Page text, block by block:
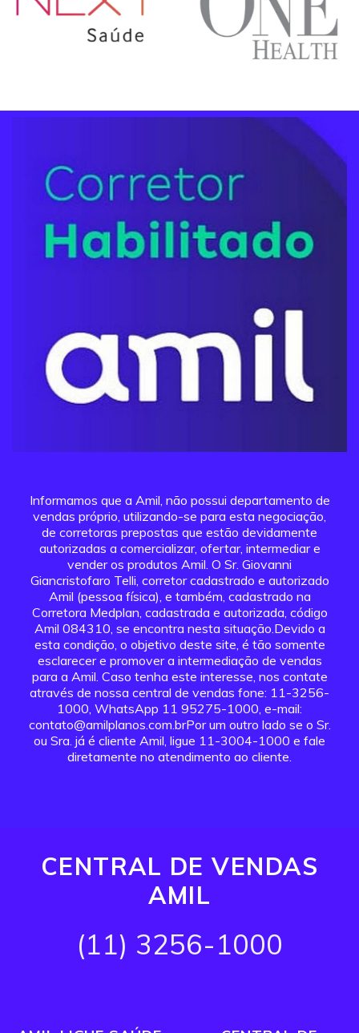
Informamos que a Amil, não possui departamento de
vendas próprio, utilizando-se para esta negociação,
de corretoras prepostas que estão devidamente
autorizadas a comercializar, ofertar, intermediar e
vender os produtos Amil. O Sr. Giovanni
Giancristofaro Telli, corretor cadastrado e autorizado
Amil (pessoa física), e também, cadastrado na
Corretora Medplan, cadastrada e autorizada, código
Amil 084310, se encontra nesta situação.Devido a
esta condição, o objetivo deste site, é tão somente
esclarecer e promover a intermediação de vendas
para a Amil. Caso tenha este interesse, nos contate
através de nossa central de vendas fone: 11-3256-
1000, WhatsApp 11 95275-1000, e-mail:
contato@amilplanos.com.brPor um outro lado se o Sr.
ou Sra. já é cliente Amil, ligue 11-3004-1000 e fale
diretamente no atendimento ao cliente.
CENTRAL DE VENDAS
AMIL
(11) 3256-1000